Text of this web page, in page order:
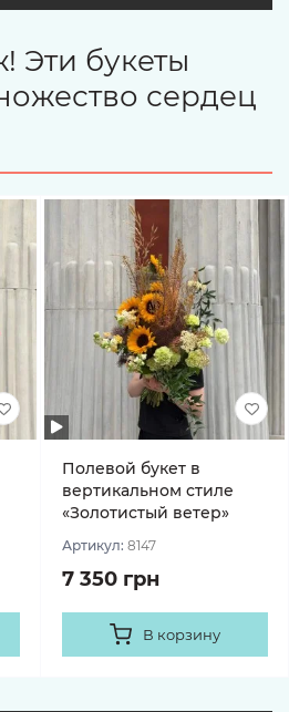
Эти букеты
сердец
Полевой букет в
вертикальном стиле
«Золотистый ветер»
Артикул: 8147
7 350 грн
В корзину